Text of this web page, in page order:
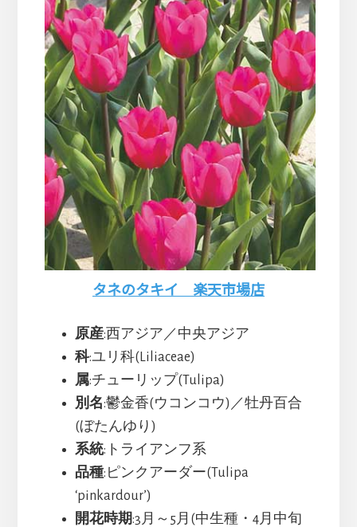
タネのタキイ 楽天市場店
原産:西アジア／中央アジア
科:ユリ科(Liliaceae)
属:チューリップ(Tulipa)
別名:鬱金香(ウコンコウ)／牡丹百合
(ぼたんゆり)
系統:トライアンフ系
品種:ピンクアーダー(Tulipa
‘pinkardour’)
開花時期:3月～5月(中生種・4月中旬